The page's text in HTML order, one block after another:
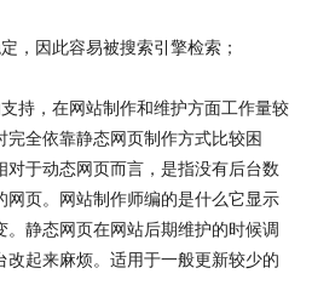
，因此容易被搜索引擎检索；
持，在网站制作和维护方面工作量较
全依靠静态网页制作方式比较困
于动态网页而言，是指没有后台数
网页。网站制作师编的是什么它显示
静态网页在网站后期维护的时候调
起来麻烦。适用于一般更新较少的